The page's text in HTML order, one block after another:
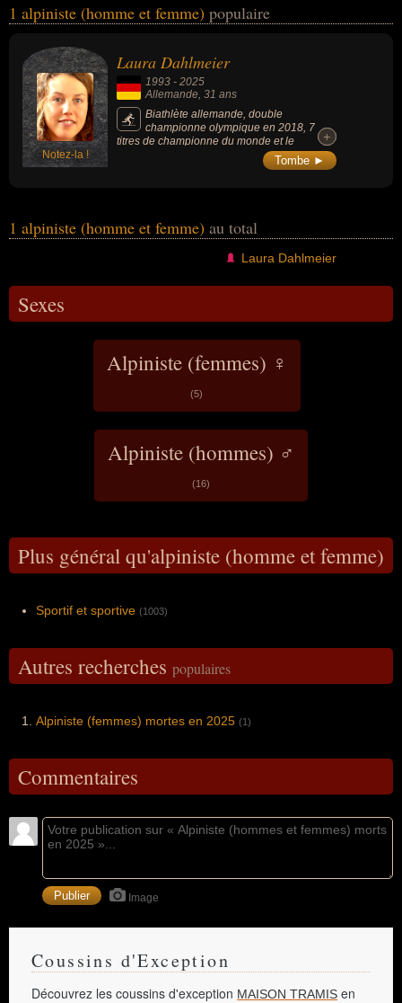
du sport ou du sport de plein air. Ces célébrités peuvent également
nationalités au moment de leurs morts, ils peuvent avoir été
allemand par exemple.
1 alpiniste (homme et femme) populaire
Notez-la !
Laura Dahlmeier
1993 - 2025
Allemande, 31 ans
Biathlète allemande, double
championne olympique en 2018, 7
titres de championne du monde et le
classement général de la Coupe du monde
en 2016–17, marquant l’histoire du biathlon
+
+
Tombe ►
1 alpiniste (homme et femme) au total
Laura Dahlmeier
Sexes
Alpiniste (femmes) ♀
(5)
Alpiniste (hommes) ♂
(16)
Plus général qu'alpiniste (homme et femme)
Sportif et sportive (1003)
Autres recherches populaires
Alpiniste (femmes) mortes en 2025 (1)
Commentaires
Image
Coussins d'Exception
Découvrez les coussins d'exception MAISON TRAMIS en